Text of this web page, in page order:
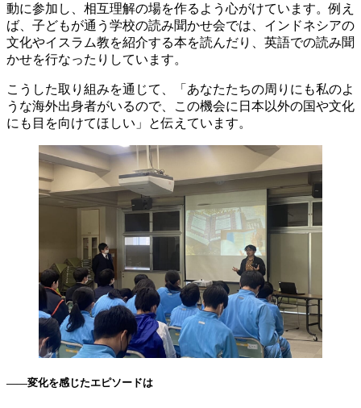
動に参加し、相互理解の場を作るよう心がけています。例え
ば、子どもが通う学校の読み聞かせ会では、インドネシアの
文化やイスラム教を紹介する本を読んだり、英語での読み聞
かせを行なったりしています。
こうした取り組みを通じて、「あなたたちの周りにも私のよ
うな海外出身者がいるので、この機会に日本以外の国や文化
にも目を向けてほしい」と伝えています。
――変化を感じたエピソードは